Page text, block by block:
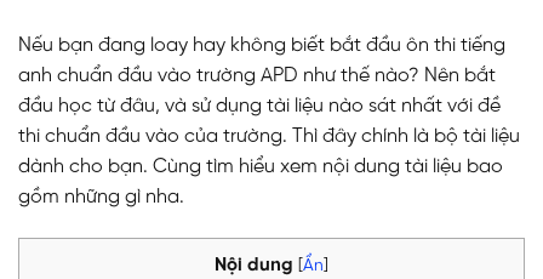
Nếu bạn đang loay hay không biết bắt đầu ôn thi tiếng
anh chuẩn đầu vào trường APD như thế nào? Nên bắt
đầu học từ đâu, và sử dụng tài liệu nào sát nhất với đề
thi chuẩn đầu vào của trường. Thì đây chính là bộ tài liệu
dành cho bạn. Cùng tìm hiểu xem nội dung tài liệu bao
gồm những gì nha.
Nội dung Ẩn